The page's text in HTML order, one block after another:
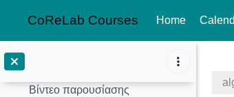
CoReLab Courses Home
Collapse
Βίντεο παρουσίασης